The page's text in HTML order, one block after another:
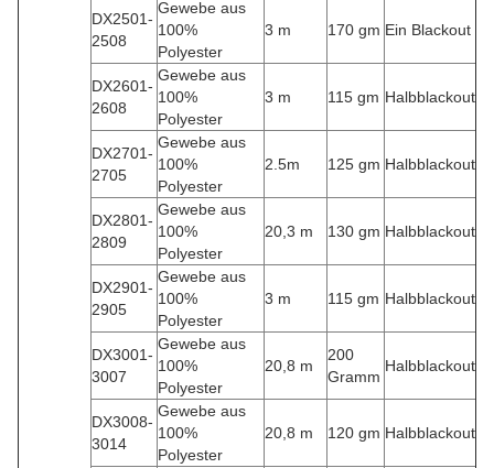
DX2501-
2508
Gewebe aus
100%
Polyester
3 m 170 gm Ein Blackout
DX2601-
2608
Gewebe aus
100%
Polyester
3 m 115 gm Halbblackout
DX2701-
2705
Gewebe aus
100%
Polyester
2.5m 125 gm Halbblackout
DX2801-
2809
Gewebe aus
100%
Polyester
20,3 m 130 gm Halbblackout
DX2901-
2905
Gewebe aus
100%
Polyester
3 m 115 gm Halbblackout
DX3001-
3007
Gewebe aus
100%
Polyester
20,8 m
200
Gramm
Halbblackout
DX3008-
3014
Gewebe aus
100%
Polyester
20,8 m 120 gm Halbblackout